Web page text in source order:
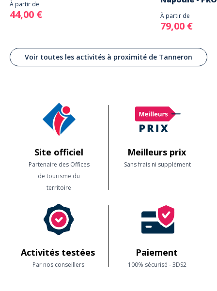
À partir de
44,00 € À partir de
79,00 €
Voir toutes les activités à proximité de Tanneron
Site officiel
Partenaire des Offices
de tourisme du
territoire
Meilleurs prix
Sans frais ni supplément
Activités testées
Par nos conseillers
Paiement
100% sécurisé - 3DS2